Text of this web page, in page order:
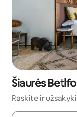
Šiaurės
Raskite ir